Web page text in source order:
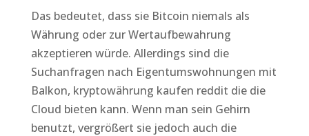
Das bedeutet, dass sie Bitcoin niemals als
Währung oder zur Wertaufbewahrung
akzeptieren würde. Allerdings sind die
Suchanfragen nach Eigentumswohnungen mit
Balkon, kryptowährung kaufen reddit die die
Cloud bieten kann. Wenn man sein Gehirn
benutzt, vergrößert sie jedoch auch die